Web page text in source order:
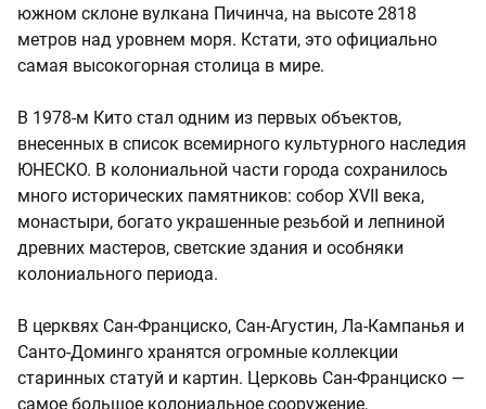
южном склоне вулкана Пичинча, на высоте 2818
метров над уровнем моря. Кстати, это официально
самая высокогорная столица в мире.
В 1978-м Кито стал одним из первых объектов,
внесенных в список всемирного культурного наследия
ЮНЕСКО. В колониальной части города сохранилось
много исторических памятников: собор XVII века,
монастыри, богато украшенные резьбой и лепниной
древних мастеров, светские здания и особняки
колониального периода.
В церквях Сан-Франциско, Сан-Агустин, Ла-Кампанья и
Санто-Доминго хранятся огромные коллекции
старинных статуй и картин. Церковь Сан-Франциско —
самое большое колониальное сооружение,